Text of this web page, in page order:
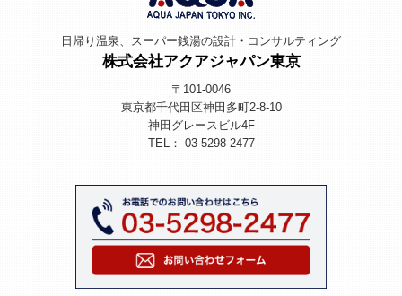
日帰り温泉、スーパー銭湯の設計・コンサルティング
株式会社アクアジャパン東京
〒101-0046
東京都千代田区神田多町2-8-10
神田グレースビル4F
TEL： 03-5298-2477